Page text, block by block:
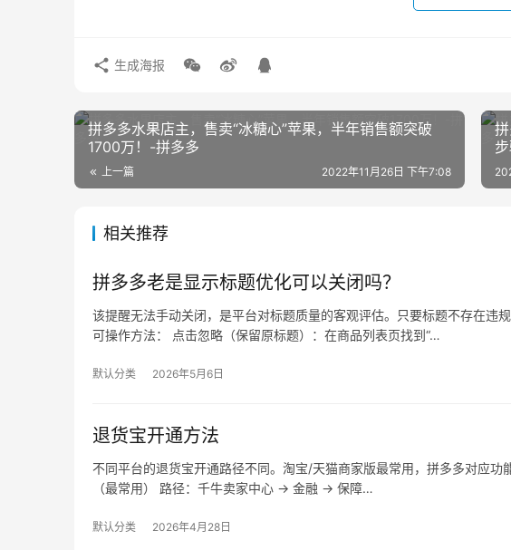
生成海报
拼多多水果店主，售卖“冰糖心”苹果，半年销售额突破
1700万！-拼多多
上一篇 2022年11月26日 下午7:08
相关推荐
拼多多老是显示标题优化可以关闭吗？
该提醒无法手动关闭，是平台对标题质量的客观评估。只要标题不存在违
可操作方法： 点击忽略（保留原标题）：在商品列表页找到“…
默认分类 2026年5月6日
退货宝开通方法
不同平台的退货宝开通路径不同。淘宝/天猫商家版最常用，拼多多对应功
（最常用） 路径：千牛卖家中心 → 金融 → 保障…
默认分类 2026年4月28日